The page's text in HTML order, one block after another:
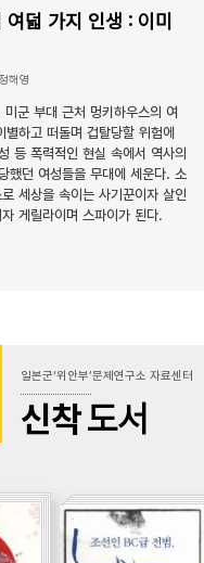
덟 가지 인생 : 이미
해영
미군 부대 근처 멍키하우스의 여
하고 떠돌며 겁탈당할 위험에
등 폭력적인 현실 속에서 역사의
했던 여성들을 무대에 세운다. 소
세상을 속이는 사기꾼이자 살인
게릴라이며 스파이가 된다.
일본군‘위안부’문제연구소 자료센터
신착도서